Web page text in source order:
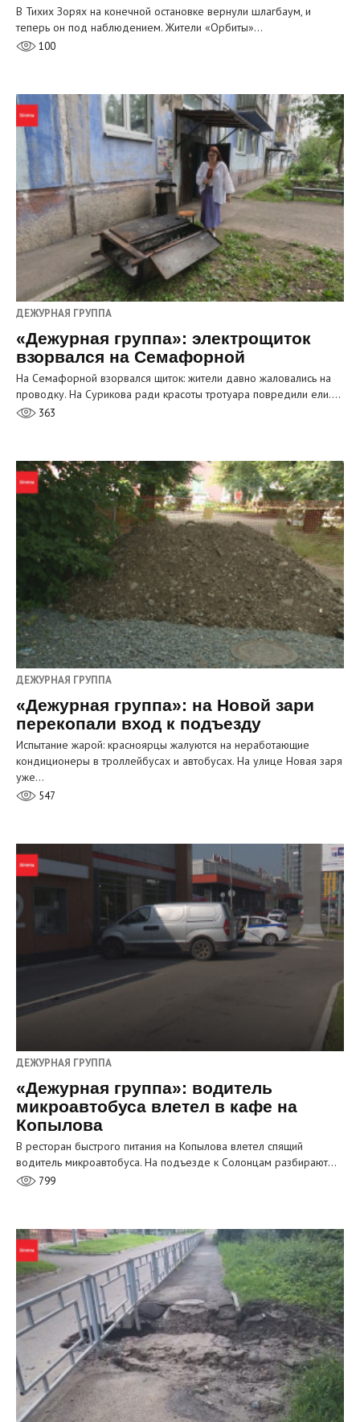
В Тихих Зорях на конечной остановке вернули шлагбаум, и
теперь он под наблюдением. Жители «Орбиты»…
100
ДЕЖУРНАЯ ГРУППА
«Дежурная группа»: электрощиток
взорвался на Семафорной
На Семафорной взорвался щиток: жители давно жаловались на
проводку. На Сурикова ради красоты тротуара повредили ели.…
363
ДЕЖУРНАЯ ГРУППА
«Дежурная группа»: на Новой зари
перекопали вход к подъезду
Испытание жарой: красноярцы жалуются на неработающие
кондиционеры в троллейбусах и автобусах. На улице Новая заря
уже…
547
ДЕЖУРНАЯ ГРУППА
«Дежурная группа»: водитель
микроавтобуса влетел в кафе на
Копылова
В ресторан быстрого питания на Копылова влетел спящий
водитель микроавтобуса. На подъезде к Солонцам разбирают…
799